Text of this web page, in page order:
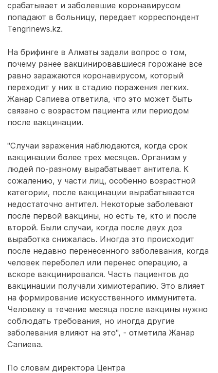
срабатывает и заболевшие коронавирусом
попадают в больницу, передает корреспондент
Tengrinews.kz.
На брифинге в Алматы задали вопрос о том,
почему ранее вакцинировавшиеся горожане все
равно заражаются коронавирусом, который
переходит у них в стадию поражения легких.
Жанар Сапиева ответила, что это может быть
связано с возрастом пациента или периодом
после вакцинации.
"Случаи заражения наблюдаются, когда срок
вакцинации более трех месяцев. Организм у
людей по-разному вырабатывает антитела. К
сожалению, у части лиц, особенно возрастной
категории, после вакцинации вырабатывается
недостаточно антител. Некоторые заболевают
после первой вакцины, но есть те, кто и после
второй. Были случаи, когда после двух доз
выработка снижалась. Иногда это происходит
после недавно перенесенного заболевания, когда
человек переболел или перенес операцию, а
вскоре вакцинировался. Часть пациентов до
вакцинации получали химиотерапию. Это влияет
на формирование искусственного иммунитета.
Человеку в течение месяца после вакцины нужно
соблюдать требования, но иногда другие
заболевания влияют на это", - отметила Жанар
Сапиева.
По словам директора Центра